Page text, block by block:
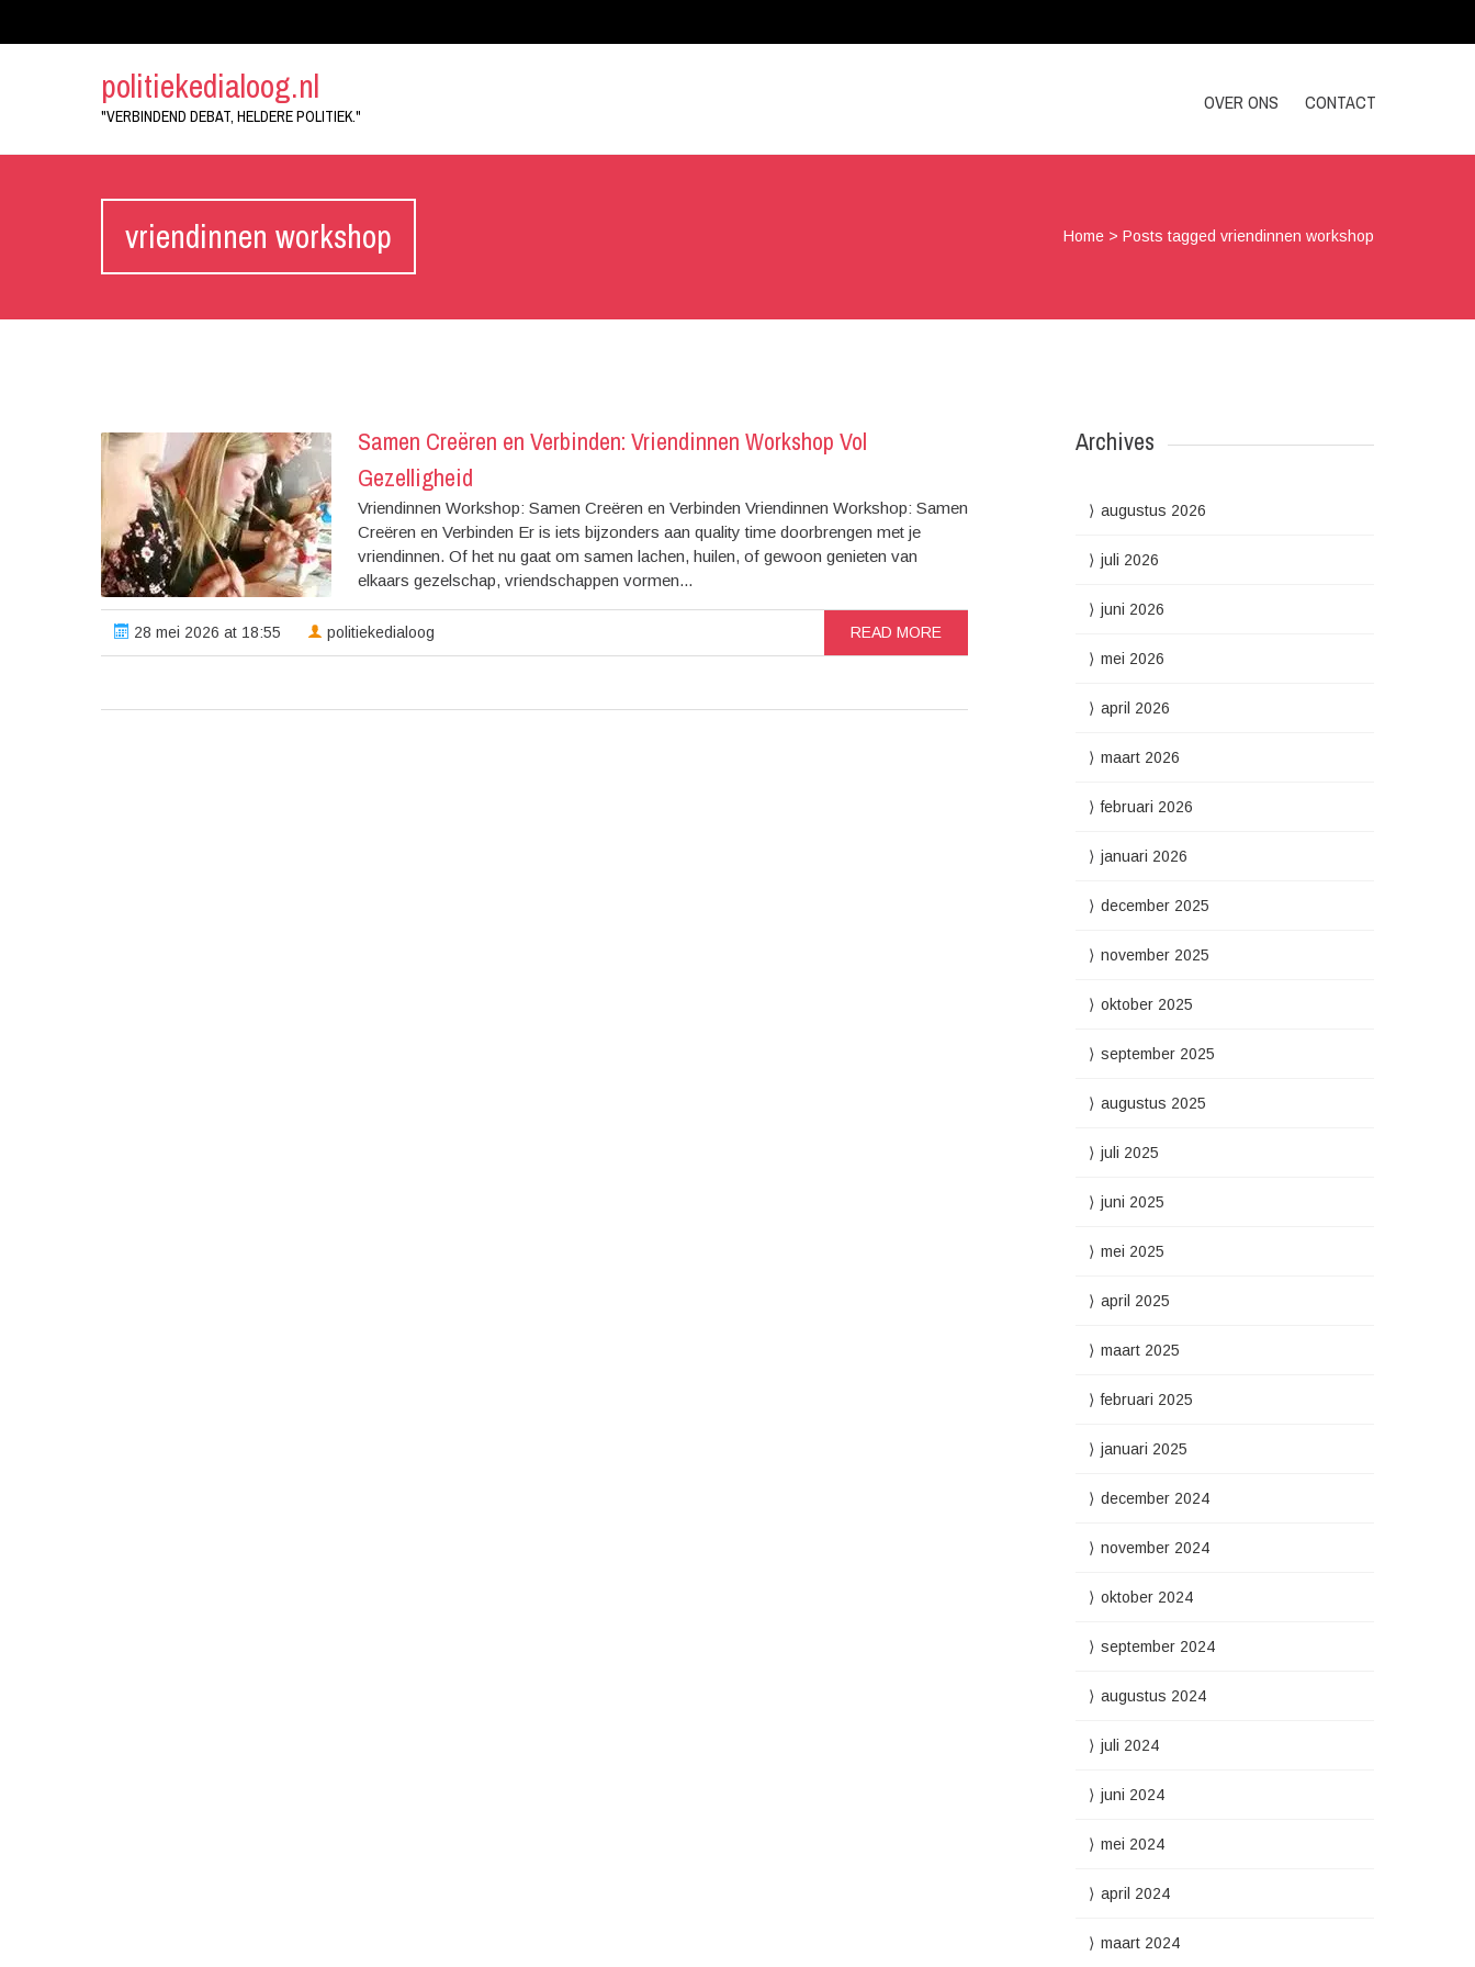
politiekedialoog.nl
"VERBINDEND DEBAT, HELDERE POLITIEK."
OVER ONS CONTACT
vriendinnen workshop Home >Posts tagged vriendinnen workshop
Samen Creëren en Verbinden: Vriendinnen Workshop Vol
Gezelligheid
Vriendinnen Workshop: Samen Creëren en Verbinden Vriendinnen Workshop: Samen
Creëren en Verbinden Er is iets bijzonders aan quality time doorbrengen met je
vriendinnen. Of het nu gaat om samen lachen, huilen, of gewoon genieten van
elkaars gezelschap, vriendschappen vormen...
28 mei 2026 at 18:55 politiekedialoog READ MORE
Archives
augustus 2026
juli 2026
juni 2026
mei 2026
april 2026
maart 2026
februari 2026
januari 2026
december 2025
november 2025
oktober 2025
september 2025
augustus 2025
juli 2025
juni 2025
mei 2025
april 2025
maart 2025
februari 2025
januari 2025
december 2024
november 2024
oktober 2024
september 2024
augustus 2024
juli 2024
juni 2024
mei 2024
april 2024
maart 2024